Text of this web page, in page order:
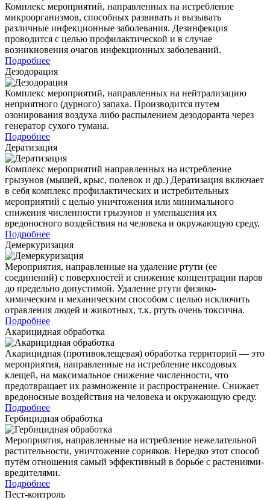
Комплекс мероприятий, направленных на истребление
микроорганизмов, способных развивать и вызывать
различные инфекционные заболевания. Дезинфекция
проводится с целью профилактической и в случае
возникновения очагов инфекционных заболеваний.
Подробнее
Дезодорация
Комплекс мероприятий, направленных на нейтрализацию
неприятного (дурного) запаха. Производится путем
озонирования воздуха либо распылением дезодоранта через
генератор сухого тумана.
Подробнее
Дератизация
Комплекс мероприятий направленных на истребление
грызунов (мышей, крыс, полевок и др.) Дератизация включает
в себя комплекс профилактических и истребительных
мероприятий с целью уничтожения или минимального
снижения численности грызунов и уменьшения их
вредоносного воздействия на человека и окружающую среду.
Подробнее
Демеркуризация
Мероприятия, направленные на удаление ртути (ее
соединений) с поверхностей и снижение концентрации паров
до предельно допустимой. Удаление ртути физико-
химическим и механическим способом с целью исключить
отравления людей и животных, т.к. ртуть очень токсична.
Подробнее
Акарицидная обработка
Акарицидная (противоклещевая) обработка территорий — это
мероприятия, направленные на истребление иксодовых
клещей, на максимальное снижение численности, что
предотвращает их размножение и распространение. Снижает
вредоносные воздействия на человека и окружающую среду.
Подробнее
Гербицидная обработка
Мероприятия, направленные на истребление нежелательной
растительности, уничтожение сорняков. Нередко этот способ
путём отношения самый эффективный в борьбе с растениями-
вредителями.
Подробнее
Пест-контроль